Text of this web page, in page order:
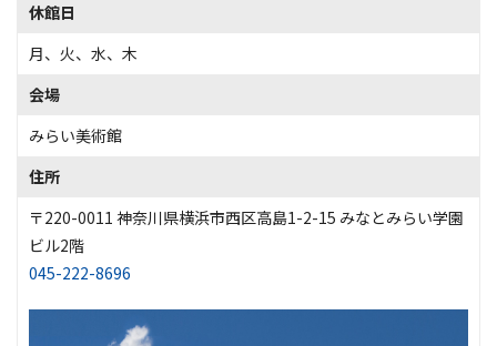
休館日
月、火、水、木
会場
みらい美術館
住所
〒220-0011 神奈川県横浜市西区高島1-2-15 みなとみらい学園
ビル2階
045-222-8696